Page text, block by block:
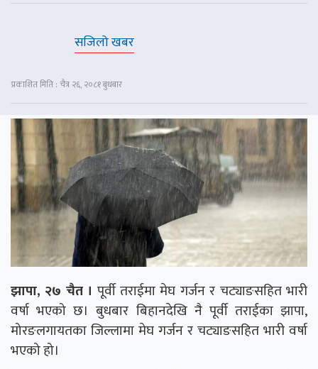
सजिलो खबर
प्रकाशित मिति : चैत्र २६, २०८१ बुधबार
झापा, २७ चैत । पूर्वी तराईमा मेघ गर्जन र चट्याङसहित भारी
वर्षा भएको छ। बुधबार बिहानदेखि नै पूर्वी तराईका झापा,
मोरङलगायतका जिल्लामा मेघ गर्जन र चट्याङसहित भारी वर्षा
भएको हो।